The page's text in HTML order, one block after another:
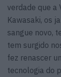
verdade que a
Kawasaki, os
sangue novo,
tem surgido
fez renascer
tecnologia do